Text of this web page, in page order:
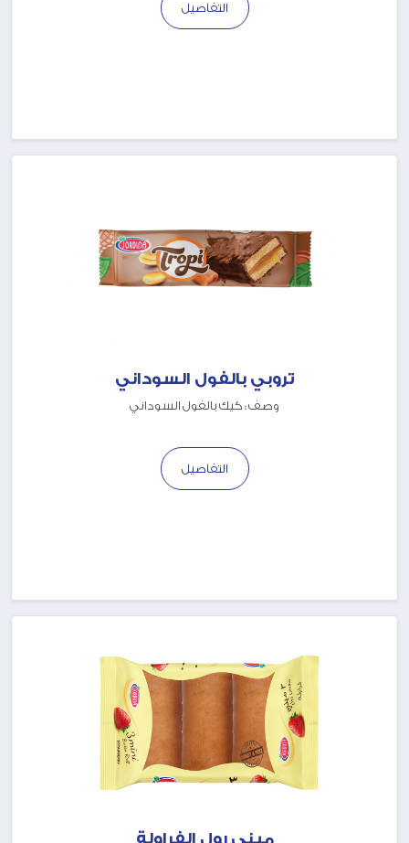
التفاصيل
تروبي بالفول السوداني
وصف : كيك بالفول السوداني
التفاصيل
ميني رول الفراولة